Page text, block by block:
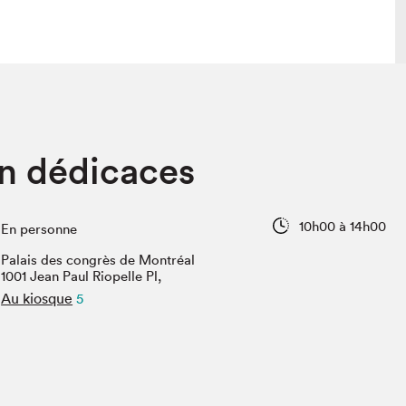
Programmation dans la ville
Vidéos et balados
dédicaces
En personne
10h00 à 14h00
Palais des congrès de Montréal
1001 Jean Paul Riopelle Pl,
Au kiosque 5